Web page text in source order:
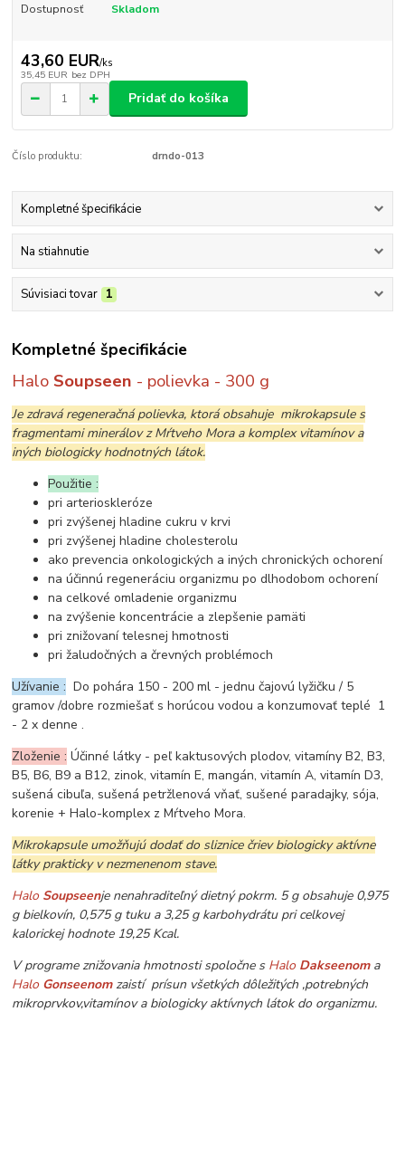
Dostupnosť Skladom
43,60 EUR/ks
35,45 EUR bez DPH
Pridať do košíka
Číslo produktu: drndo-013
Kompletné špecifikácie
Na stiahnutie
Súvisiaci tovar 1
Kompletné špecifikácie
Halo Soupseen - polievka - 300 g
Je zdravá regeneračná polievka, ktorá obsahuje mikrokapsule s
fragmentami minerálov z Mŕtveho Mora a komplex vitamínov a
iných biologicky hodnotných látok.
Použitie :
pri arterioskleróze
pri zvýšenej hladine cukru v krvi
pri zvýšenej hladine cholesterolu
ako prevencia onkologických a iných chronických ochorení
na účinnú regeneráciu organizmu po dlhodobom ochorení
na celkové omladenie organizmu
na zvýšenie koncentrácie a zlepšenie pamäti
pri znižovaní telesnej hmotnosti
pri žaludočných a črevných problémoch
Užívanie : Do pohára 150 - 200 ml - jednu čajovú lyžičku / 5
gramov /dobre rozmiešať s horúcou vodou a konzumovať teplé 1
- 2 x denne .
Zloženie : Účinné látky - peľ kaktusových plodov, vitamíny B2, B3,
B5, B6, B9 a B12, zinok, vitamín E, mangán, vitamín A, vitamín D3,
sušená cibuľa, sušená petržlenová vňať, sušené paradajky, sója,
korenie + Halo-komplex z Mŕtveho Mora.
Mikrokapsule umožňujú dodať do sliznice čriev biologicky aktívne
látky prakticky v nezmenenom stave.
Halo Soupseenje nenahraditeľný dietný pokrm. 5 g obsahuje 0,975
g bielkovín, 0,575 g tuku a 3,25 g karbohydrátu pri celkovej
kalorickej hodnote 19,25 Kcal.
V programe znižovania hmotnosti spoločne s Halo Dakseenoma
Halo Gonseenom zaistí prísun všetkých dôležitých ,potrebných
mikroprvkov,vitamínov a biologicky aktívnych látok do organizmu.